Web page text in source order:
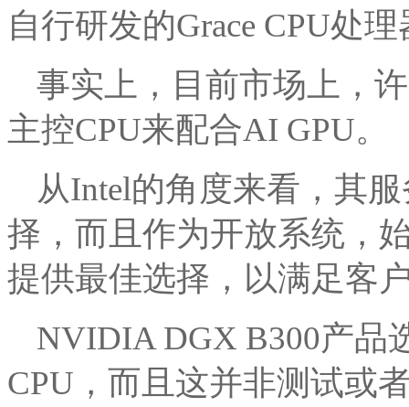
自行研发的Grace CPU处
事实上，目前市场上，
主控CPU来配合AI GPU。
从Intel的角度来看，其
择，而且作为开放系统，
提供最佳选择，以满足客
NVIDIA DGX B300产品
CPU，而且这并非测试或